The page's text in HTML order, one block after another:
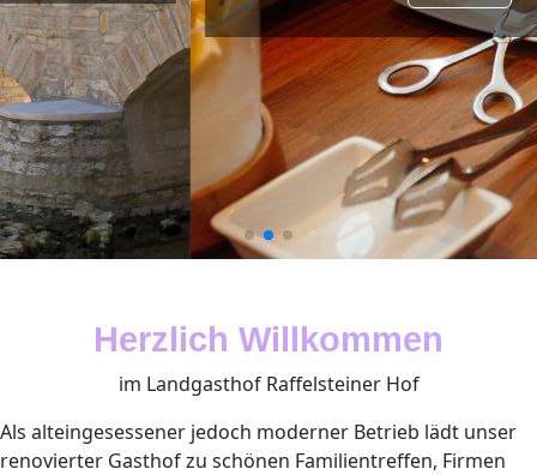
Herzlich Willkommen
im Landgasthof Raffelsteiner Hof
Als alteingesessener jedoch moderner Betrieb lädt unser
renovierter Gasthof zu schönen Familientreffen, Firmen